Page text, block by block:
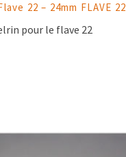
22 – 24mm FLAVE 22
pour le flave 22